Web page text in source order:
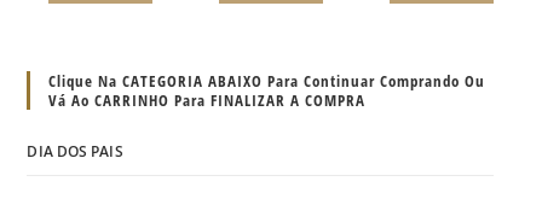
Clique Na CATEGORIA ABAIXO Para Continuar Comprando Ou
Vá Ao CARRINHO Para FINALIZAR A COMPRA
DIA DOS PAIS